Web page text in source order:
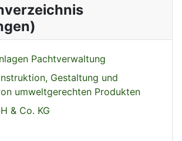
Pachtverwaltung
Gestaltung und
umweltgerechten Produkten
& Co. KG